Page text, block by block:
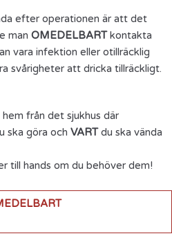
efter operationen är att det
man OMEDELBARTkontakta
vara infektion eller otillräcklig
svårigheter att dricka tillräckligt.
från det sjukhus där
ska göra och VARTdu ska vända
till hands om du behöver dem!